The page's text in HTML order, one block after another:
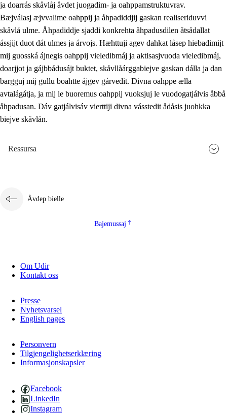
ja doarrás skåvlåj åvdet juogadim- ja oahppamstruktuvrav.
Bæjválasj æjvvalime oahppij ja åhpadiddjij gaskan realiseriduvvi
skåvlå ulme. Åhpadiddje sjaddi konkrehta åhpadusdilen åtsådallat
ássjijt duot dát ulmes ja árvojs. Hæhttuji agev dahkat låsep hiebadimijt
mij guosská ájnegis oahppij vieledibmáj ja aktisasjvuoda vieledibmáj,
doarjjot ja gájbbádusájt buktet, skåvllåárggabiejve gaskan dálla ja dan
bargguj mij gullu boahtte ájgev gárvedit. Divna oahppe ælla
avtalágátja, ja mij le buoremus oahppij vuoksjuj le vuodogatjálvis åbbå
åhpadusan. Dáv gatjálvisáv vierttiji divna vásstedit ådåsis juohkka
biejve skåvlån.
Ressursa
Åvdep bielle
Bajemussaj
Om Udir
Kontakt oss
Presse
Nyhetsvarsel
English pages
Personvern
Tilgjengelighetserklæring
Informasjonskapsler
Facebook
LinkedIn
Instagram